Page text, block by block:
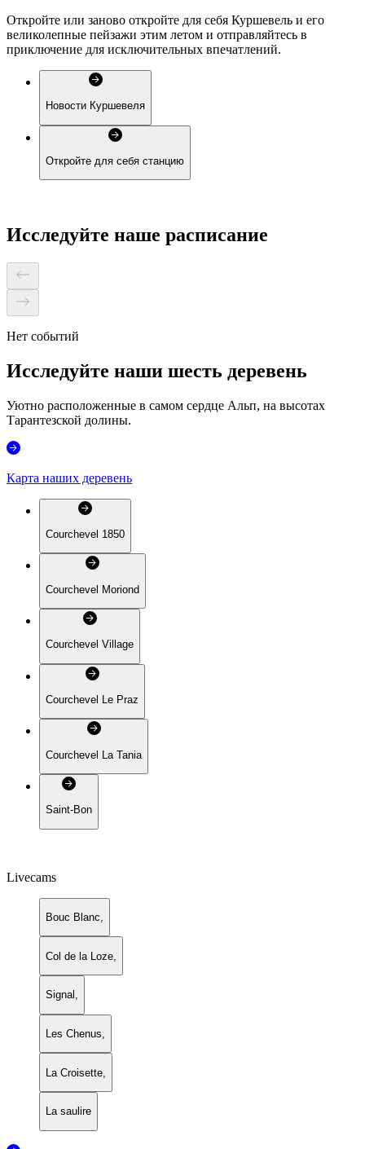
Откройте или заново откройте для себя Куршевель и его
великолепные пейзажи этим летом и отправляйтесь в
приключение для исключительных впечатлений.
Новости Куршевеля
Откройте для себя станцию
Исследуйте наше расписание
Нет событий
Исследуйте наши шесть деревень
Уютно расположенные в самом сердце Альп, на высотах
Тарантезской долины.
Карта наших деревень
Courchevel 1850
Courchevel Moriond
Courchevel Village
Courchevel Le Praz
Courchevel La Tania
Saint-Bon
Livecams
Bouc Blanc,
Col de la Loze
Signal ,
Les Chenus,
La Croisette
La saulire